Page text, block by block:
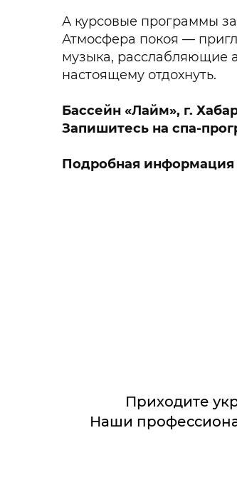
А курсовые программы
Атмосфера покоя —
музыка, расслабляющие
настоящему отдохнуть.
Бассейн «Лайм», г.
Запишитесь на
Подробная информация
Приходите
Наши